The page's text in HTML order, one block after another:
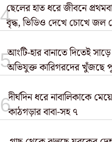
ছেলের হাত ধরে জীবনে
বৃদ্ধ, ভিডিও দেখে চোখে জল
আংটি-হার বানাতে দিতেই
অভিযুক্ত কারিগরদের খুঁজছে
দীর্ঘদিন ধরে নাবালিকাকে
কাঠগড়ার বাবা-সহ ৭